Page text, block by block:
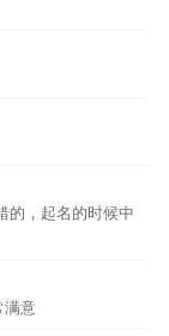
的，起名的时候中
满意